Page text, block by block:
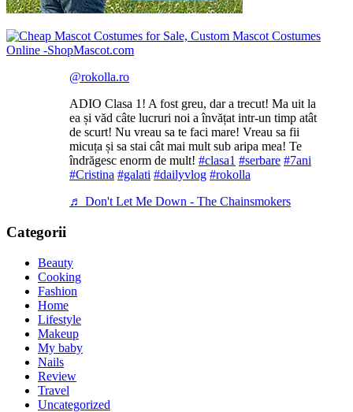
@rokolla.ro
ADIO Clasa 1! A fost greu, dar a trecut! Ma uit la
ea și văd câte lucruri noi a învățat intr-un timp atât
de scurt! Nu vreau sa te faci mare! Vreau sa fii
micuța și sa stai cât mai mult sub aripa mea! Te
îndrăgesc enorm de mult! #clasa1 #serbare #7ani
#Cristina #galati #dailyvlog #rokolla
♬ Don't Let Me Down - The Chainsmokers
Categorii
Beauty
Cooking
Fashion
Home
Lifestyle
Makeup
My baby
Nails
Review
Travel
Uncategorized